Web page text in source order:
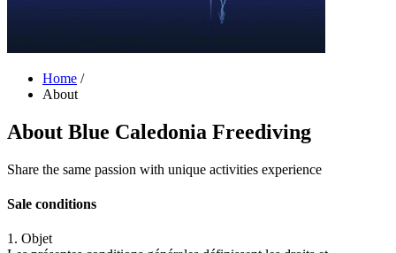
Home /
About
About Blue Caledonia Freediving
Share the same passion with unique activities experience
Sale conditions
1. Objet